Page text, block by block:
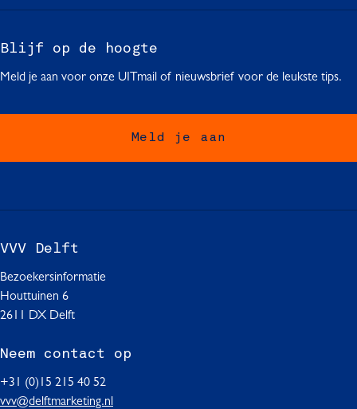
Blijf op de hoogte
Meld je aan voor onze UITmail of nieuwsbrief voor de leukste tips.
Meld je aan
VVV Delft
Bezoekersinformatie
Houttuinen 6
2611 DX Delft
Neem contact op
+31 (0)15 215 40 52
vvv@delftmarketing.nl